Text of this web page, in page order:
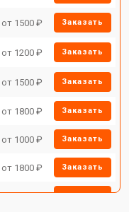
от 1500 ₽ Заказать
от 1200 ₽ Заказать
от 1500 ₽ Заказать
от 1800 ₽ Заказать
от 1000 ₽ Заказать
от 1800 ₽ Заказать
от 1200 ₽ Заказать